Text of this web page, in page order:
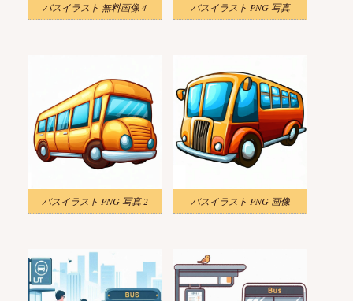
バスイラスト 無料画像 4 バスイラスト PNG 写真
バスイラスト PNG 写真 2 バスイラスト PNG 画像